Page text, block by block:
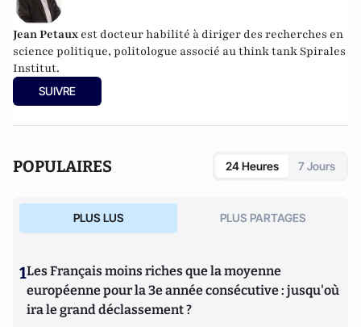
Jean Petaux est docteur habilité à diriger des recherches en
science politique, politologue associé au think tank Spirales
Institut.
SUIVRE
POPULAIRES 24 Heures 7 Jours
PLUS LUS PLUS PARTAGES
1Les Français moins riches que la moyenne
européenne pour la 3e année consécutive : jusqu'où
ira le grand déclassement ?